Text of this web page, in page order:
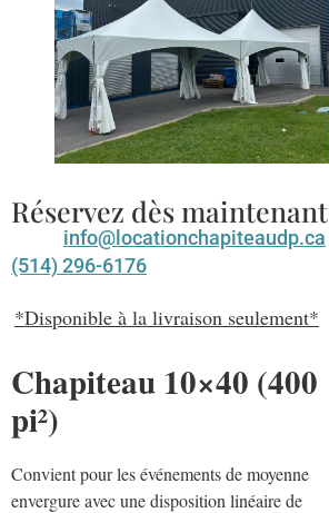
*Disponible à la livraison seulement*
Chapiteau 10×40 (400
pi²)
Convient pour les événements de moyenne
envergure avec une disposition linéaire de
Réservez dès maintenant
info@locationchapiteaudp.ca
(514) 296-6176